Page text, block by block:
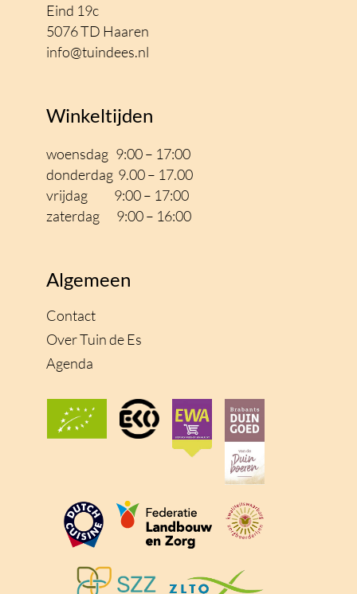
Eind 19c
5076 TD Haaren
info@tuindees.nl
Winkeltijden
woensdag 9:00 – 17:00
donderdag 9.00 – 17.00
vrijdag 9:00 – 17:00
zaterdag 9:00 – 16:00
Algemeen
Contact
Over Tuin de Es
Agenda